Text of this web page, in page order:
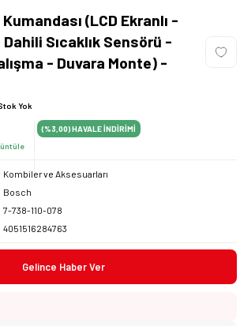
(LCD Ekranlı -
Sıcaklık Sensörü -
- Duvara Monte) -
Yok
(%3,00)HAVALE İNDİRİMİ
Kombiler ve Aksesuarları
Bosch
7-738-110-078
4051516284763
Gelince Haber Ver